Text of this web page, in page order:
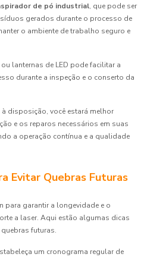
de pó industrial, que pode ser
gerados durante o processo de
o ambiente de trabalho seguro e
lanternas de LED pode facilitar a
durante a inspeção e o conserto da
disposição, você estará melhor
e os reparos necessários em suas
a operação contínua e a qualidade
Evitar Quebras Futuras
para garantir a longevidade e o
a laser. Aqui estão algumas dicas
futuras.
um cronograma regular de